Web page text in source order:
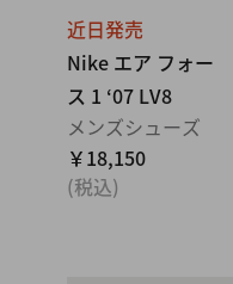
近日発売
Nike エア フォー
ス 1 ‘07 LV8
メンズシューズ
￥18,150
(税込)